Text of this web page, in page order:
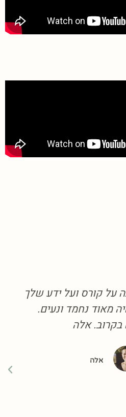
על קורס ועל ידע שלך
מאוד נחמד ונעים.
בקרוב. אלה
אלה